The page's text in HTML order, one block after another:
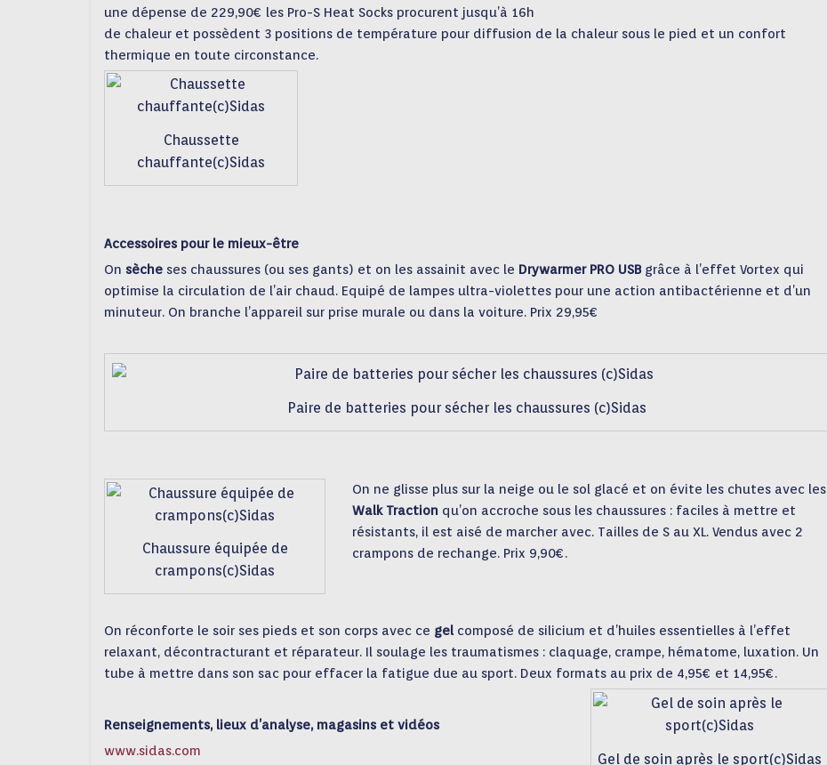
une dépense de 229,90€ les Pro-S Heat Socks procurent jusqu’à 16h
de chaleur et possèdent 3 positions de température pour diffusion de la chaleur sous le pied et un confort
thermique en toute circonstance.
Chaussette
chauffante(c)Sidas
Accessoires pour le mieux-être
On sèche ses chaussures (ou ses gants) et on les assainit avec le Drywarmer PRO USB grâce à l’effet Vortex qui
optimise la circulation de l’air chaud. Equipé de lampes ultra-violettes pour une action antibactérienne et d’un
minuteur. On branche l’appareil sur prise murale ou dans la voiture. Prix 29,95€
Paire de batteries pour sécher les chaussures (c)Sidas
Chaussure équipée de
crampons(c)Sidas
On ne glisse plus sur la neige ou le sol glacé et on évite les chutes avec les
Walk Traction qu’on accroche sous les chaussures : faciles à mettre et
résistants, il est aisé de marcher avec. Tailles de S au XL. Vendus avec 2
crampons de rechange. Prix 9,90€.
On réconforte le soir ses pieds et son corps avec ce gel composé de silicium et d’huiles essentielles à l’effet
relaxant, décontracturant et réparateur. Il soulage les traumatismes : claquage, crampe, hématome, luxation. Un
tube à mettre dans son sac pour effacer la fatigue due au sport. Deux formats au prix de 4,95€ et 14,95€.
Gel de soin après le sport(c)Sidas
Renseignements, lieux d’analyse, magasins et vidéos
www.sidas.com